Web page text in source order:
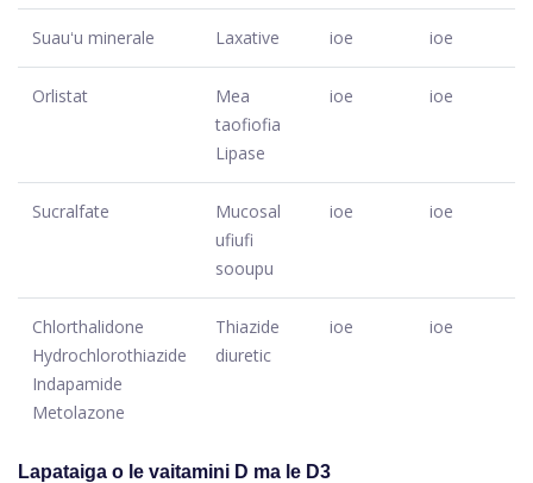
Suauʻu minerale Laxative ioe ioe
Orlistat
Mea
taofiofia
Lipase
ioe ioe
Sucralfate
Mucosal
ufiufi
sooupu
ioe ioe
Chlorthalidone
Hydrochlorothiazide
Indapamide
Metolazone
Thiazide
diuretic
ioe ioe
Lapataiga o le vaitamini D ma le D3